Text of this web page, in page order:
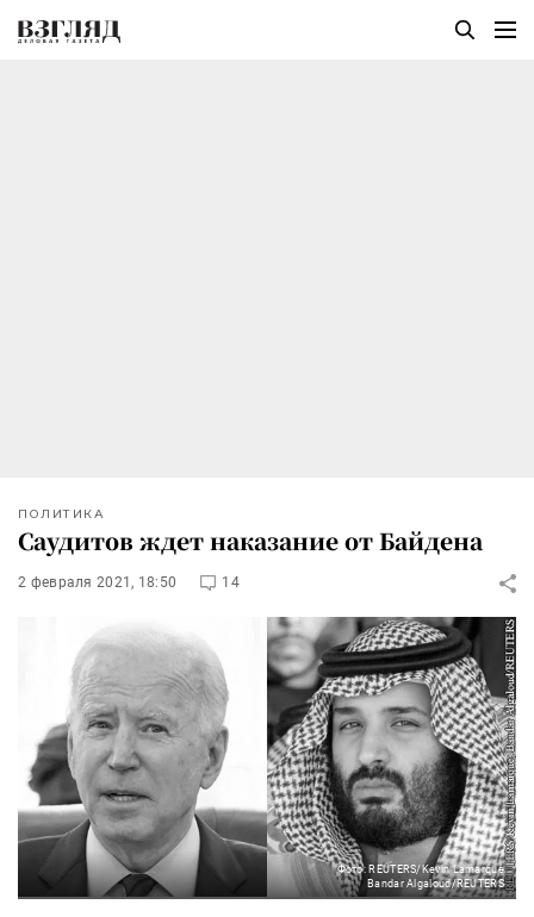
ПОЛИТИКА
Саудитов ждет наказание от Байдена
2 февраля 2021, 18:50 14
Фото: REUTERS/Kevin Lamarque
Bandar Algaloud/REUTERS